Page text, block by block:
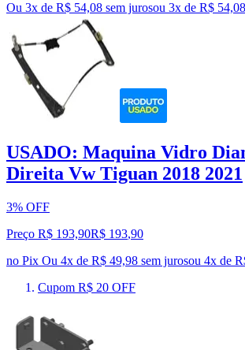
Ou 3x de R$ 54,08 sem jurosou 3x de R$ 54,08
USADO: Maquina Vidro
Direita Vw Tiguan 2018 2021
3% OFF
Preço R$ 193,90R$ 193,90
no Pix Ou 4x de R$ 49,98 sem jurosou 4x de
Cupom R$ 20 OFF